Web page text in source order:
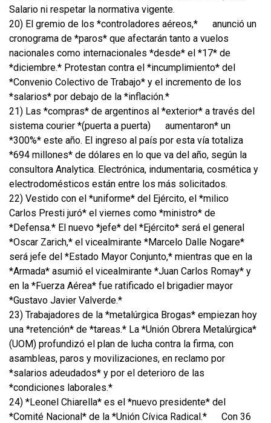
Salario ni respetar la normativa vigente.
20) El gremio de los *controladores aéreos,*
anunció un
cronograma de *paros* que afectarán tanto a vuelos
nacionales como internacionales *desde* el *17* de
*diciembre.* Protestan contra el *incumplimiento* del
*Convenio Colectivo de Trabajo* y el incremento de los
*salarios* por debajo de la *inflación.*
21) Las *compras* de argentinos al *exterior* a través del
sistema courier *(puerta a puerta)
aumentaron* un
*300%* este año. El ingreso al país por esta vía totaliza
*694 millones* de dólares en lo que va del año, según la
consultora Analytica. Electrónica, indumentaria, cosmética y
electrodomésticos están entre los más solicitados.
22) Vestido con el *uniforme* del Ejército, el *milico
Carlos Presti juró* el viernes como *ministro* de
*Defensa.* El nuevo *jefe* del *Ejército* será el general
*Oscar Zarich,* el vicealmirante *Marcelo Dalle Nogare*
será jefe del *Estado Mayor Conjunto,* mientras que en la
*Armada* asumió el vicealmirante *Juan Carlos Romay* y
en la *Fuerza Aérea* fue ratificado el brigadier mayor
*Gustavo Javier Valverde.*
23) Trabajadores de la *metalúrgica Brogas* empiezan hoy
una *retención* de *tareas.* La *Unión Obrera Metalúrgica*
(UOM) profundizó el plan de lucha contra la firma, con
asambleas, paros y movilizaciones, en reclamo por
*salarios adeudados* y por el deterioro de las
*condiciones laborales.*
24) *Leonel Chiarella* es el *nuevo presidente* del
*Comité Nacional* de la *Unión Cívica Radical.*
Con 36